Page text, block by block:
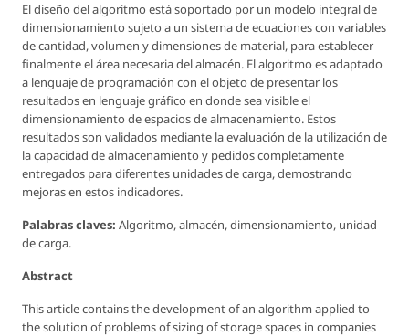
El diseño del algoritmo está soportado por un modelo integral de
dimensionamiento sujeto a un sistema de ecuaciones con variables
de cantidad, volumen y dimensiones de material, para establecer
finalmente el área necesaria del almacén. El algoritmo es adaptado
a lenguaje de programación con el objeto de presentar los
resultados en lenguaje gráfico en donde sea visible el
dimensionamiento de espacios de almacenamiento. Estos
resultados son validados mediante la evaluación de la utilización de
la capacidad de almacenamiento y pedidos completamente
entregados para diferentes unidades de carga, demostrando
mejoras en estos indicadores.
Palabras claves: Algoritmo, almacén, dimensionamiento, unidad
de carga.
Abstract
This article contains the development of an algorithm applied to
the solution of problems of sizing of storage spaces in companies